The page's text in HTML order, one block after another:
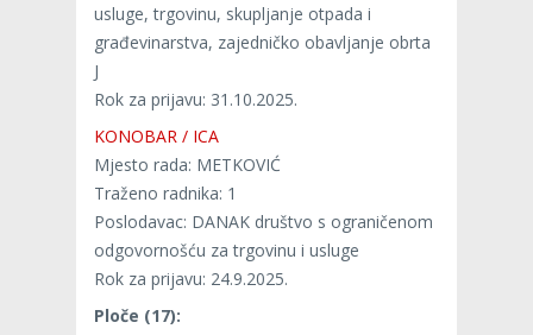
usluge, trgovinu, skupljanje otpada i
građevinarstva, zajedničko obavljanje obrta
J
Rok za prijavu: 31.10.2025.
KONOBAR / ICA
Mjesto rada: METKOVIĆ
Traženo radnika: 1
Poslodavac: DANAK društvo s ograničenom
odgovornošću za trgovinu i usluge
Rok za prijavu: 24.9.2025.
Ploče (17):